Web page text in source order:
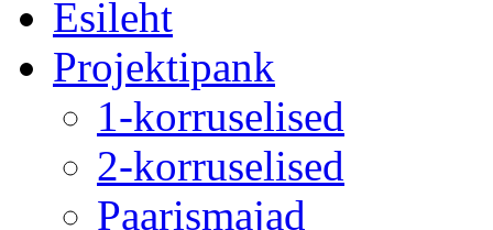
Esileht
Projektipank
1-korruselised
2-korruselised
Paarismajad